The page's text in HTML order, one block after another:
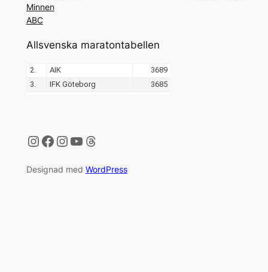
Minnen
ABC
Allsvenska maratontabellen
Instagram
Facebook
Instagram
YouTube
Threads
Designad med WordPress